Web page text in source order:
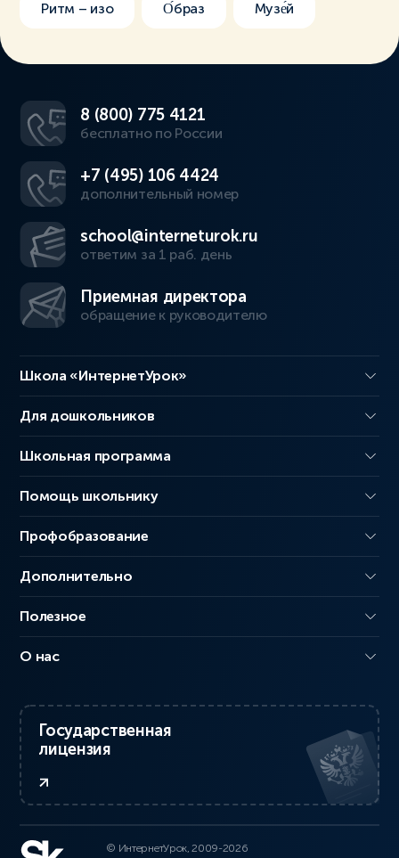
Ритм – изо О́браз Музе́й
8 (800) 775 4121
бесплатно по России
+7 (495) 106 4424
дополнительный номер
school@interneturok.ru
ответим за 1 раб. день
Приемная директора
обращение к руководителю
Школа «ИнтернетУрок»
Для дошкольников
Школьная программа
Помощь школьнику
Профобразование
Дополнительно
Полезное
О нас
Государственная
лицензия
© ИнтернетУрок, 2009-2026